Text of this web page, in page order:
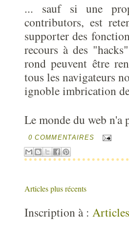
... sauf si une
contributors, est
supporter des
recours à des
rond peuvent être
tous les navigateurs
ignoble imbrication
Le monde du web n'a
0 COMMENTAIRES
Articles plus récents
Inscription à :